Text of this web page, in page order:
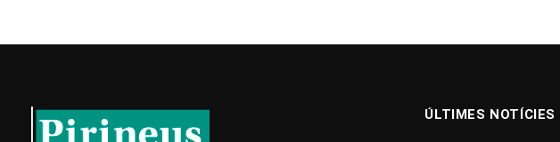
ÚLTIMES NOTÍCIES